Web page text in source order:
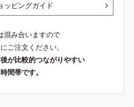
ッピングガイド
混み合いますので
ご注文ください。
が比較的つながりやすい
時間帯です。